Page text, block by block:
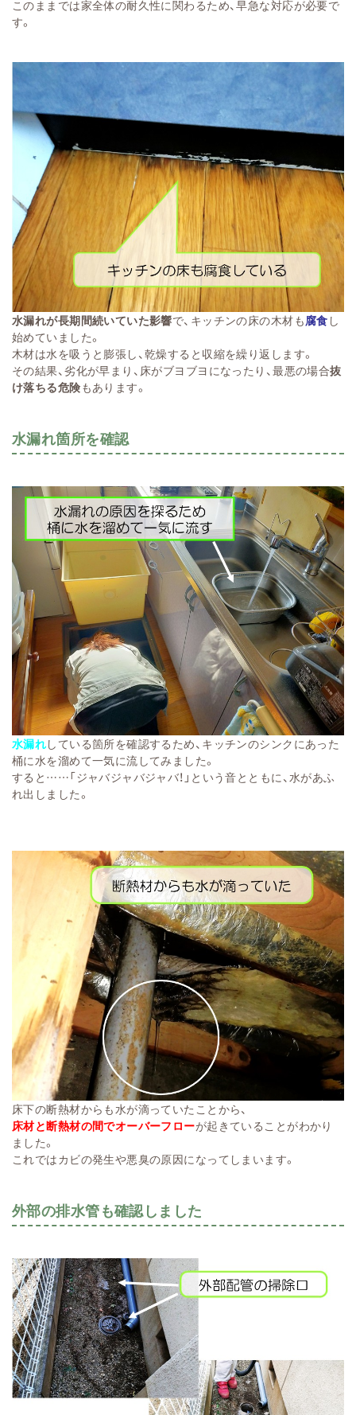
このままでは家全体の耐久性に関わるため、早急な対応が必要で
す。
水漏れが長期間続いていた影響で、キッチンの床の木材も腐食 し
始めていました。
木材は水を吸うと膨張し、乾燥すると収縮を繰り返します。
その結果、劣化が早まり、床がブヨブヨになったり、最悪の場合抜
け落ちる危険もあります。
水漏れ箇所を確認
水漏れしている箇所を確認するため、キッチンのシンクにあった
桶に水を溜めて一気に流してみました。
すると……「ジャバジャバジャバ！」という音とともに、水があふ
れ出しました。
床下の断熱材からも水が滴っていたことから、
床材と断熱材の間でオーバーフローが起きていることがわかり
ました。
これではカビの発生や悪臭の原因になってしまいます。
外部の排水管も確認しました